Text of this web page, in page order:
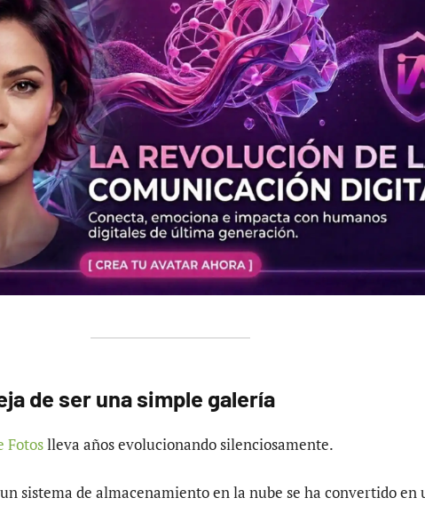
de ser una simple galería
Fotoslleva años evolucionando silenciosamente.
sistema de almacenamiento en la nube se ha convertido en